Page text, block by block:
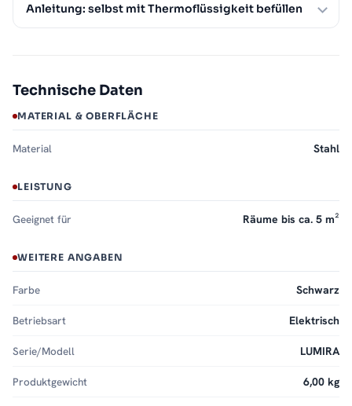
Anleitung: selbst mit Thermoflüssigkeit befüllen
Technische Daten
MATERIAL & OBERFLÄCHE
Material Stahl
LEISTUNG
Geeignet für Räume bis ca. 5 m²
WEITERE ANGABEN
Farbe Schwarz
Betriebsart Elektrisch
Serie/Modell LUMIRA
Produktgewicht 6,00 kg